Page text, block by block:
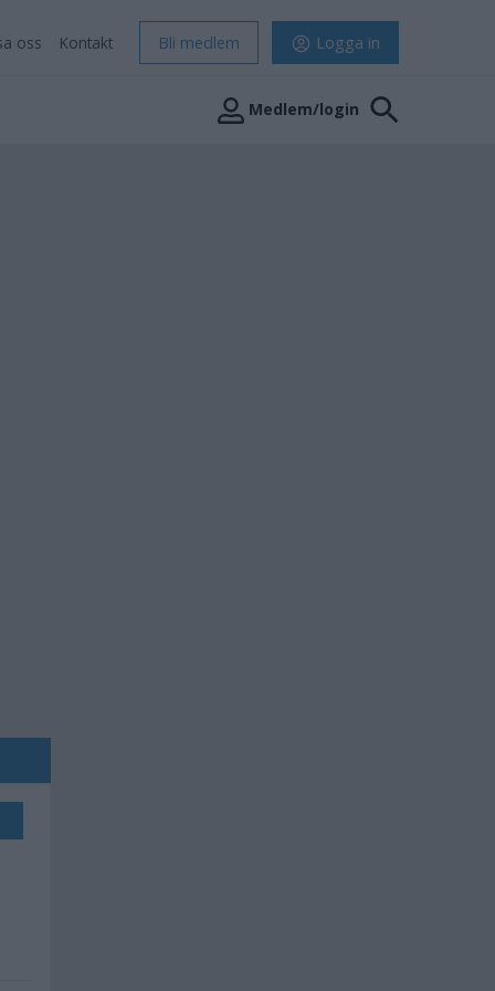
oss Kontakt Bli medlem Logga in
Medlem/login